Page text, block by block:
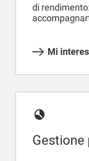
di
Mi